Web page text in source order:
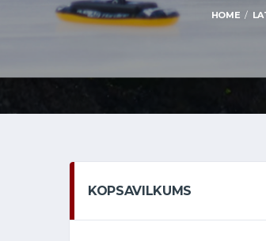
HOME
KOPSAVILKUMS